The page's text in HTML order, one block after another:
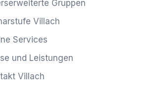
Gruppen
Villach
Services
und Leistungen
Villach